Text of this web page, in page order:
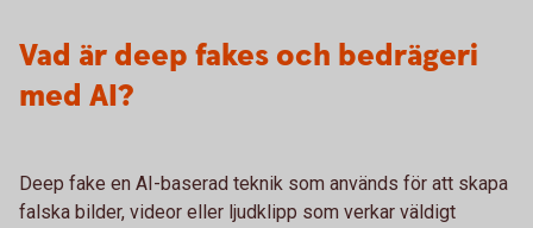
Vad är deep fakes och bedrägeri
med AI?
Deep fake en AI-baserad teknik som används för att skapa
falska bilder, videor eller ljudklipp som verkar väldigt